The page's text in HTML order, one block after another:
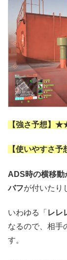
【強さ予想
【使いやす
ADS時の横移動
バフが付いたり
いわゆる「 レレ
なるので、相手
す。